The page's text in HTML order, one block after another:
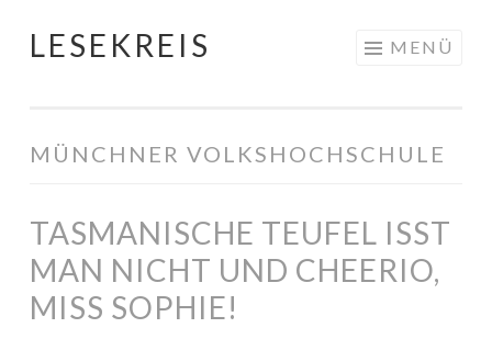
Springe
LESEKREIS MENÜ
MÜNCHNER VOLKSHOCHSCHULE
TASMANISCHE TEUFEL ISST
MAN NICHT UND CHEERIO,
MISS SOPHIE!